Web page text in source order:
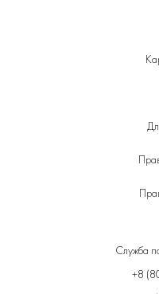
Служба
+8